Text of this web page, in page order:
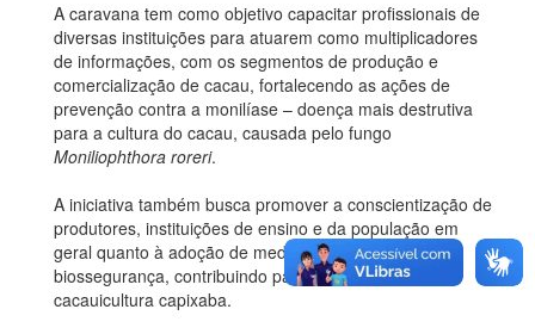
A caravana tem como objetivo capacitar profissionais de
diversas instituições para atuarem como multiplicadores
de informações, com os segmentos de produção e
comercialização de cacau, fortalecendo as ações de
prevenção contra a monilíase – doença mais destrutiva
para a cultura do cacau, causada pelo fungo
Moniliophthora roreri.
A iniciativa também busca promover a conscientização de
produtores, instituições de ensino e da população em
geral quanto à adoção de medidas fundamentais de
biossegurança, contribuindo para a proteção da
cacauicultura capixaba.